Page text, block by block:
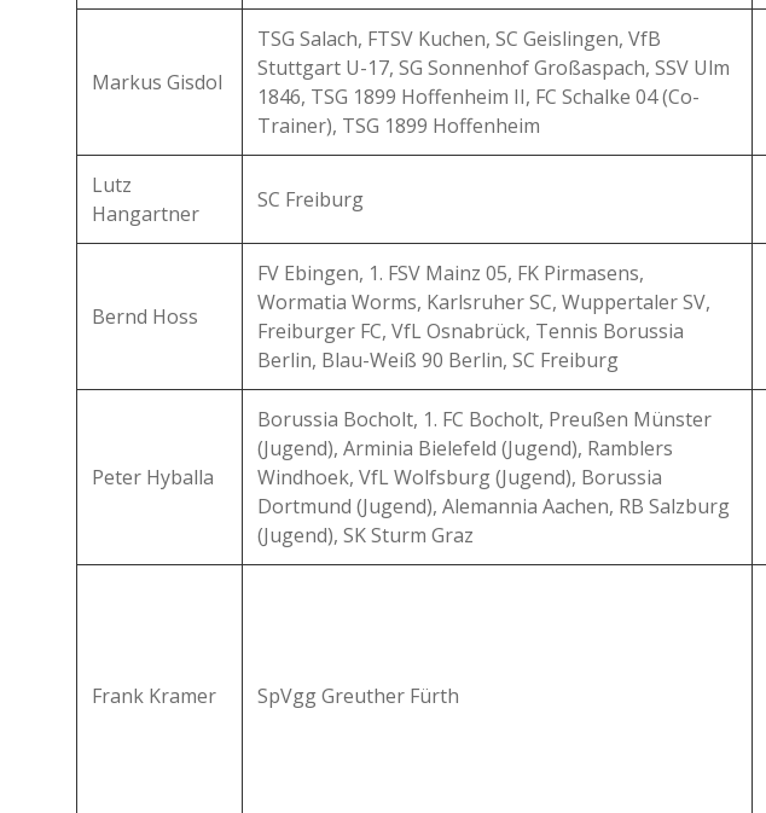
Markus Gisdol
TSG Salach, FTSV Kuchen, SC Geislingen, VfB
Stuttgart U-17, SG Sonnenhof Großaspach, SSV Ulm
1846, TSG 1899 Hoffenheim II, FC Schalke 04 (Co-
Trainer), TSG 1899 Hoffenheim
Lutz
Hangartner
SC Freiburg
Bernd Hoss
FV Ebingen, 1. FSV Mainz 05, FK Pirmasens,
Wormatia Worms, Karlsruher SC, Wuppertaler SV,
Freiburger FC, VfL Osnabrück, Tennis Borussia
Berlin, Blau-Weiß 90 Berlin, SC Freiburg
Peter Hyballa
Borussia Bocholt, 1. FC Bocholt, Preußen Münster
(Jugend), Arminia Bielefeld (Jugend), Ramblers
Windhoek, VfL Wolfsburg (Jugend), Borussia
Dortmund (Jugend), Alemannia Aachen, RB Salzburg
(Jugend), SK Sturm Graz
Frank Kramer SpVgg Greuther Fürth